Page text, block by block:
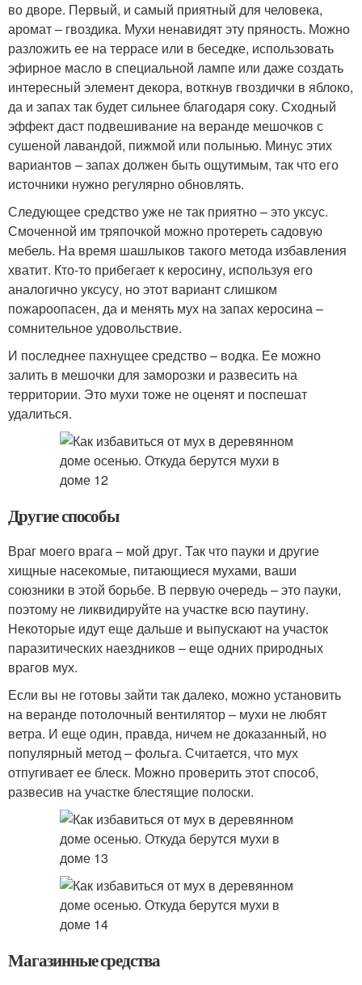
во дворе. Первый, и самый приятный для человека,
аромат – гвоздика. Мухи ненавидят эту пряность. Можно
разложить ее на террасе или в беседке, использовать
эфирное масло в специальной лампе или даже создать
интересный элемент декора, воткнув гвоздички в яблоко,
да и запах так будет сильнее благодаря соку. Сходный
эффект даст подвешивание на веранде мешочков с
сушеной лавандой, пижмой или полынью. Минус этих
вариантов – запах должен быть ощутимым, так что его
источники нужно регулярно обновлять.
Следующее средство уже не так приятно – это уксус.
Смоченной им тряпочкой можно протереть садовую
мебель. На время шашлыков такого метода избавления
хватит. Кто-то прибегает к керосину, используя его
аналогично уксусу, но этот вариант слишком
пожароопасен, да и менять мух на запах керосина –
сомнительное удовольствие.
И последнее пахнущее средство – водка. Ее можно
залить в мешочки для заморозки и развесить на
территории. Это мухи тоже не оценят и поспешат
удалиться.
Другие способы
Враг моего врага – мой друг. Так что пауки и другие
хищные насекомые, питающиеся мухами, ваши
союзники в этой борьбе. В первую очередь – это пауки,
поэтому не ликвидируйте на участке всю паутину.
Некоторые идут еще дальше и выпускают на участок
паразитических наездников – еще одних природных
врагов мух.
Если вы не готовы зайти так далеко, можно установить
на веранде потолочный вентилятор – мухи не любят
ветра. И еще один, правда, ничем не доказанный, но
популярный метод – фольга. Считается, что мух
отпугивает ее блеск. Можно проверить этот способ,
развесив на участке блестящие полоски.
Магазинные средства